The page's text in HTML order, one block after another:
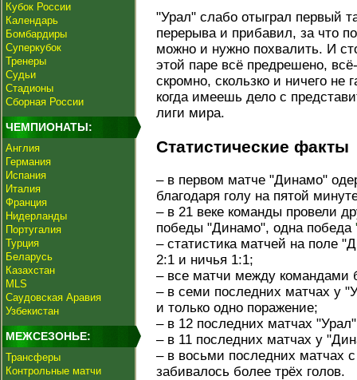
Кубок России
Календарь
Бомбардиры
Суперкубок
Тренеры
Судьи
Стадионы
Сборная России
ЧЕМПИОНАТЫ:
Англия
Германия
Испания
Италия
Франция
Нидерланды
Португалия
Турция
Беларусь
Казахстан
MLS
Саудовская Аравия
Узбекистан
МЕЖСЕЗОНЬЕ:
Трансферы
Контрольные матчи
"Урал" слабо отыграл первый
перерыва и прибавил, за что
можно и нужно похвалить. И
этой паре всё предрешено,
скромно, скользко и ничего не
когда имеешь дело с
лиги мира.
Статистические факты
– в первом матче "Динамо"
благодаря голу на пятой
– в 21 веке команды провели
победы "Динамо", одна победа
– статистика матчей на поле
2:1 и ничья 1:1;
– все матчи между командами
– в семи последних матчах у
и только одно поражение;
– в 12 последних матчах
– в 11 последних матчах у
– в восьми последних матчах
забивалось более трёх голов.